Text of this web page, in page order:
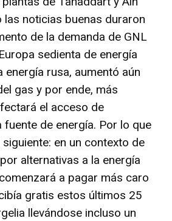
las noticias buenas duraron
de la demanda de GNL
sedienta de energía
energía rusa, aumentó aún
gas y por ende, más
el acceso de
de energía. Por lo que
en un contexto de
alternativas a la energía
a pagar más caro
gratis estos últimos 25
llevándose incluso un